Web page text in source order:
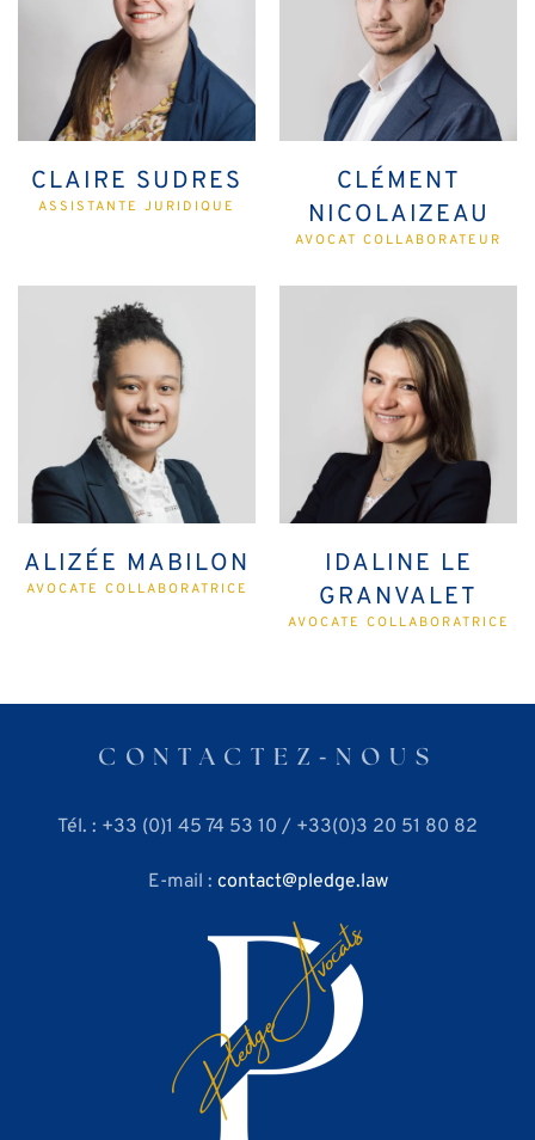
CLAIRE SUDRES
ASSISTANTE JURIDIQUE
CLÉMENT
NICOLAIZEAU
AVOCAT COLLABORATEUR
ALIZÉE MABILON
AVOCATE COLLABORATRICE
IDALINE LE
GRANVALET
AVOCATE COLLABORATRICE
CONTACTEZ⁃NOUS
Tél. : +33 (0)1 45 74 53 10 / +33(0)3 20 51 80 82
E-mail : contact pledge.law